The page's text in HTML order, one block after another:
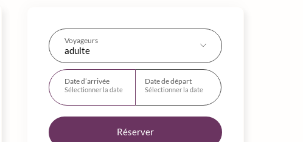
Voyageurs
adulte
Date d’arrivée
Sélectionner la date
Date de départ
Sélectionner la date
Réserver